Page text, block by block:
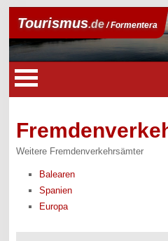
Tourismus.de/ Formentera
Weitere Fremdenverkehrsämter
Balearen
Spanien
Europa